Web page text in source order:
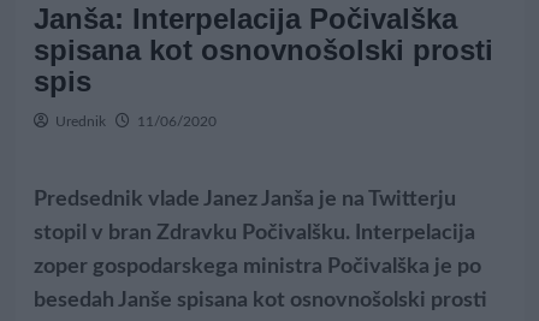
Janša: Interpelacija Počivalška
spisana kot osnovnošolski prosti
spis
Urednik 11/06/2020
Predsednik vlade Janez Janša je na Twitterju
stopil v bran Zdravku Počivalšku. Interpelacija
zoper gospodarskega ministra Počivalška je po
besedah Janše spisana kot osnovnošolski prosti